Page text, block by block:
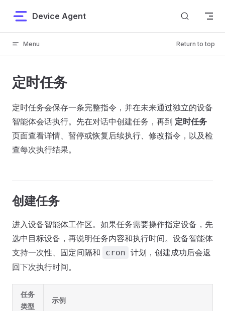
Skip to content
Device Agent
Menu Return to top
定时任务
定时任务会保存一条完整指令，并在未来通过独立的设备
智能体会话执行。先在对话中创建任务，再到 定时任务
页面查看详情、暂停或恢复后续执行、修改指令，以及检
查每次执行结果。
创建任务
进入设备智能体工作区。如果任务需要操作指定设备，先
选中目标设备，再说明任务内容和执行时间。设备智能体
支持一次性、固定间隔和
cron 计划，创建成功后会返
回下次执行时间。
任务
类型
示例